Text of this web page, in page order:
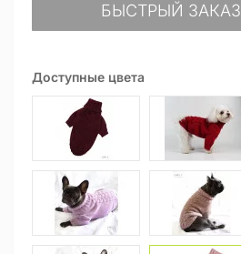
Доступные цвета
БЫСТРЫЙ ЗАКАЗ